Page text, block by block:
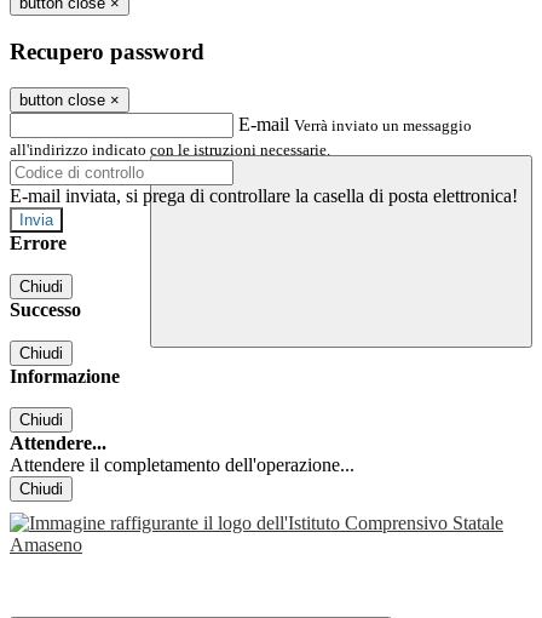
Recupero password
button close ×
E-mail Verrà inviato un messaggio
all'indirizzo indicato con le istruzioni necessarie.
E-mail inviata, si prega di controllare la casella di posta elettronica!
Errore
Chiudi
Successo
Chiudi
Informazione
Chiudi
Attendere...
Attendere il completamento dell'operazione...
Chiudi